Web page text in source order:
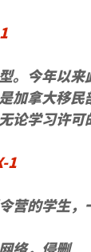
。今年以
加拿大移
论学习许可
1
营的学生，